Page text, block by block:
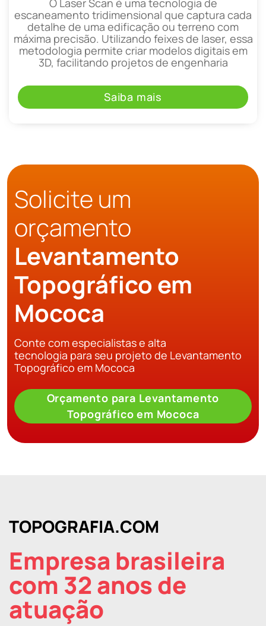
escaneamento tridimensional que captura cada
detalhe de uma edificação ou terreno com
máxima precisão. Utilizando feixes de laser, essa
metodologia permite criar modelos digitais em
3D, facilitando projetos de engenharia
Saiba mais
Solicite um
orçamento
Levantamento
Topográfico em
Mococa
Conte com especialistas e alta
tecnologia para seu projeto de Levantamento
Topográfico em Mococa
Orçamento para Levantamento
Topográfico em Mococa
TOPOGRAFIA.COM
Empresa brasileira
com 32 anos de
atuação